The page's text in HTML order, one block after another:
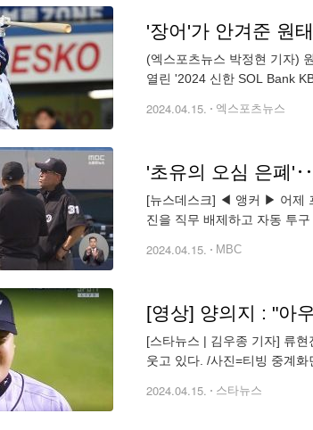
'장어'가 안겨준 원
(엑스포츠뉴스 박정현 기자)
열린 '2024 신한 SOL Bank
2024.04.15. 엑스포츠뉴스
'초유의 오심 은폐
[뉴스데스크] ◀ 앵커 ▶ 어제
진을 직무 배제하고 자동 투
2024.04.15. MBC
[스타뉴스 | 김우종 기자] 류
웃고 있다. /사진=티빙 중계
2024.04.15. 스타뉴스